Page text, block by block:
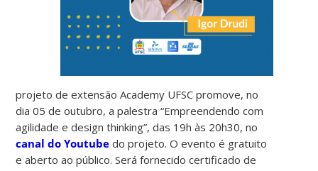
projeto de extensão Academy UFSC promove, no
dia 05 de outubro, a palestra “Empreendendo com
agilidade e design thinking”, das 19h às 20h30, no
canal do Youtube do projeto. O evento é gratuito
e aberto ao público. Será fornecido certificado de